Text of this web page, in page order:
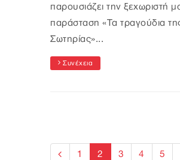
παρουσιάζει την ξεχωριστή
παράσταση «Τα τραγούδια
Σωτηρίας»...
Συνέχεια
1 2 3 4 5